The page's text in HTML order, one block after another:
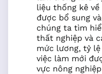
liệu thống kê
được bổ sung
chúng ta tìm
thất nghiệp và
mức lương, tỷ
việc làm mới
vực nông